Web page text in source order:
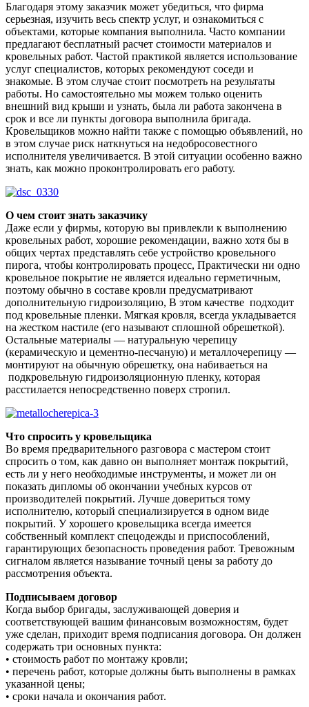
Благодаря этому заказчик может убедиться, что фирма
серьезная, изучить весь спектр услуг, и ознакомиться с
объектами, которые компания выполнила. Часто компании
предлагают бесплатный расчет стоимости материалов и
кровельных работ. Частой практикой является использование
услуг специалистов, которых рекомендуют соседи и
знакомые. В этом случае стоит посмотреть на результаты
работы. Но самостоятельно мы можем только оценить
внешний вид крыши и узнать, была ли работа закончена в
срок и все ли пункты договора выполнила бригада.
Кровельщиков можно найти также с помощью объявлений, но
в этом случае риск наткнуться на недобросовестного
исполнителя увеличивается. В этой ситуации особенно важно
знать, как можно проконтролировать его работу.
О чем стоит знать заказчику
Даже если у фирмы, которую вы привлекли к выполнению
кровельных работ, хорошие рекомендации, важно хотя бы в
общих чертах представлять себе устройство кровельного
пирога, чтобы контролировать процесс, Практически ни одно
кровельное покрытие не является идеально герметичным,
поэтому обычно в составе кровли предусматривают
дополнительную гидроизоляцию, В этом качестве подходит
под кровельные пленки. Мягкая кровля, всегда укладывается
на жестком настиле (его называют сплошной обрешеткой).
Остальные материалы — натуральную черепицу
(керамическую и цементно-песчаную) и металлочерепицу —
монтируют на обычную обрешетку, она набиваеться на
подкровельную гидроизоляционную пленку, которая
расстилается непосредственно поверх стропил.
Что спросить у кровельщика
Во время предварительного разговора с мастером стоит
спросить о том, как давно он выполняет монтаж покрытий,
есть ли у него необходимые инструменты, и может ли он
показать дипломы об окончании учебных курсов от
производителей покрытий. Лучше довериться тому
исполнителю, который специализируется в одном виде
покрытий. У хорошего кровельщика всегда имеется
собственный комплект спецодежды и приспособлений,
гарантирующих безопасность проведения работ. Тревожным
сигналом является называние точный цены за работу до
рассмотрения объекта.
Подписываем договор
Когда выбор бригады, заслуживающей доверия и
соответствующей вашим финансовым возможностям, будет
уже сделан, приходит время подписания договора. Он должен
содержать три основных пункта:
• стоимость работ по монтажу кровли;
• перечень работ, которые должны быть выполнены в рамках
указанной цены;
• сроки начала и окончания работ.